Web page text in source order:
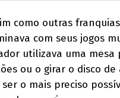
como outras
com seus jogos
utilizava uma mesa
ou o girar o disco
ser o mais preciso